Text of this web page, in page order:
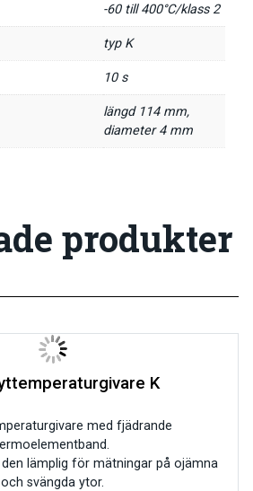
-60 till 400°C/klass 2
typ K
10 s
längd 114 mm,
diameter 4 mm
produkter
K
med fjädrande
lämplig för mätningar på ojämna
och svängda ytor.